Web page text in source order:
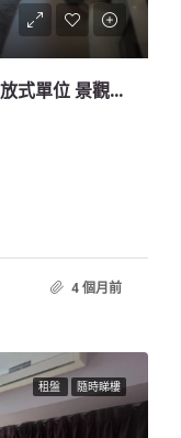
【將軍澳海茵莊園: 放租】中層開放式單位 景觀開揚 免佣業主盤
4 個月前
租盤 隨時睇樓